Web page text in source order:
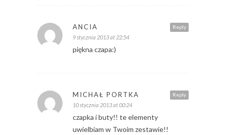
Reply
ANCIA
9 stycznia 2013 at 22:54
piękna czapa:)
Reply
MICHAŁ PORTKA
10 stycznia 2013 at 00:24
czapka i buty!! te elementy
uwielbiam w Twoim zestawie!!